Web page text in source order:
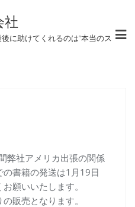
社
助けてくれるのは”本当のス
弊社アメリカ出張の関係
書籍の発送は1月19日
願いいたします。
販売となります。